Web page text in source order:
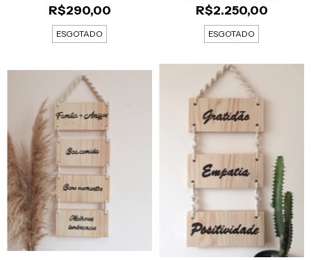
R$290,00
ESGOTADO
R$2.250,00
ESGOTADO